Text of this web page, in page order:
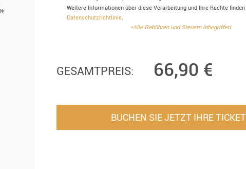
Weitere Informationen über diese Verarbeitung und Ihre Rechte
Datenschutzrichtlinie
*Alle Gebühren und Steuern inbegriffen.
GESAMTPREIS: 66,90 €
BUCHEN SIE JETZT IHRE